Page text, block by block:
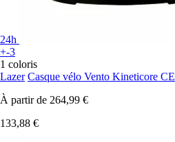
24h
+-3
1 coloris
Lazer Casque vélo Vento Kineticore CE
À partir de 264,99 €
133,88 €